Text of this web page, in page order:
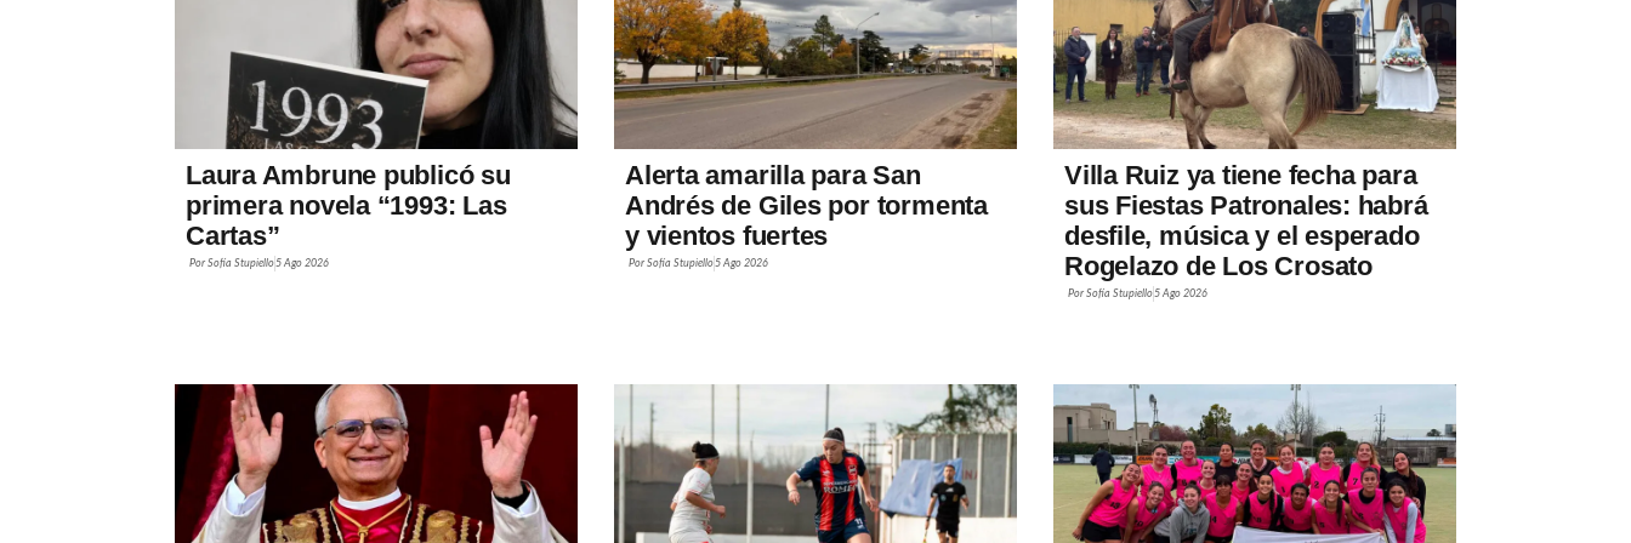
Laura Ambrune publicó su
primera novela “1993: Las
Cartas”
Por Sofía Stupiello5 Ago 2026
Alerta amarilla para San
Andrés de Giles por tormenta
y vientos fuertes
Por Sofía Stupiello5 Ago 2026
Villa Ruiz ya tiene fecha para
sus Fiestas Patronales: habrá
desfile, música y el esperado
Rogelazo de Los Crosato
Por Sofía Stupiello5 Ago 2026